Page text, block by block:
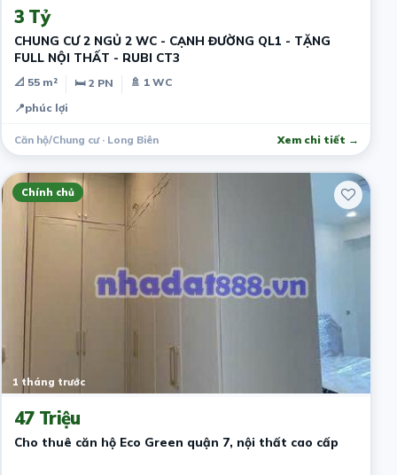
3 Tỷ
CHUNG CƯ 2 NGỦ 2 WC - CẠNH ĐƯỜNG QL1 - TẶNG
FULL NỘI THẤT - RUBI CT3
📐 55 m² 🛏 2 PN
🚿 1 WC
📍phúc lợi
Căn hộ/Chung cư · Long Biên Xem chi tiết →
Chính chủ
1 tháng trước
47 Triệu
Cho thuê căn hộ Eco Green quận 7, nội thất cao cấp